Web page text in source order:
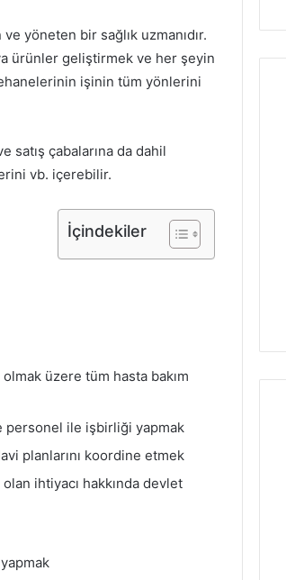
yöneten bir sağlık uzmanıdır.
ürünler geliştirmek ve her şeyin
işinin tüm yönlerini
satış çabalarına da dahil
vb. içerebilir.
İçindekiler
üzere tüm hasta bakım
personel ile işbirliği yapmak
planlarını koordine etmek
ihtiyacı hakkında devlet